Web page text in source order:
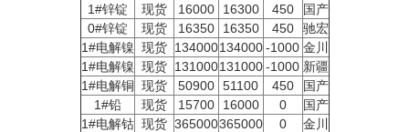
《资源再生》杂志
1#锌锭
现货 16000 16300 450
国产
0#锌锭
现货 16350 16350 450
驰宏
1#电解镍 现货 134000134000 -1000 金川
1#电解镍 现货 131000131000 -1000 新疆
1#电解铜 现货 50900 51100 450
国产
1#铅
现货 15700 16000 0
国产
1#电解钴 现货 365000365000 0
金川